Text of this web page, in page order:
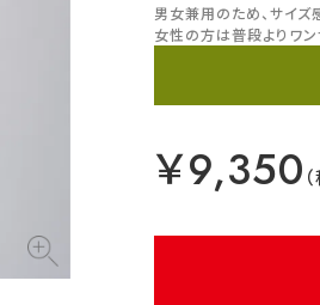
￥9,350
男女兼用のため、サイズ
女性の方は普段よりワン